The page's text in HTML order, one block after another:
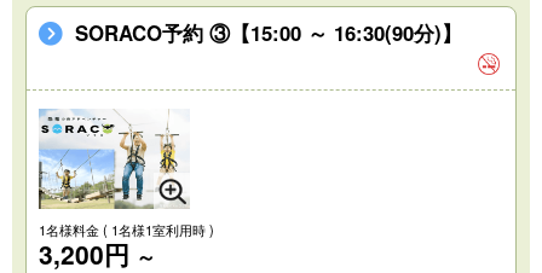
SORACO予約 ③【15:00 ～ 16:30(90分)】
1名様料金( 1名様1室利用時 )
3,200円 ～